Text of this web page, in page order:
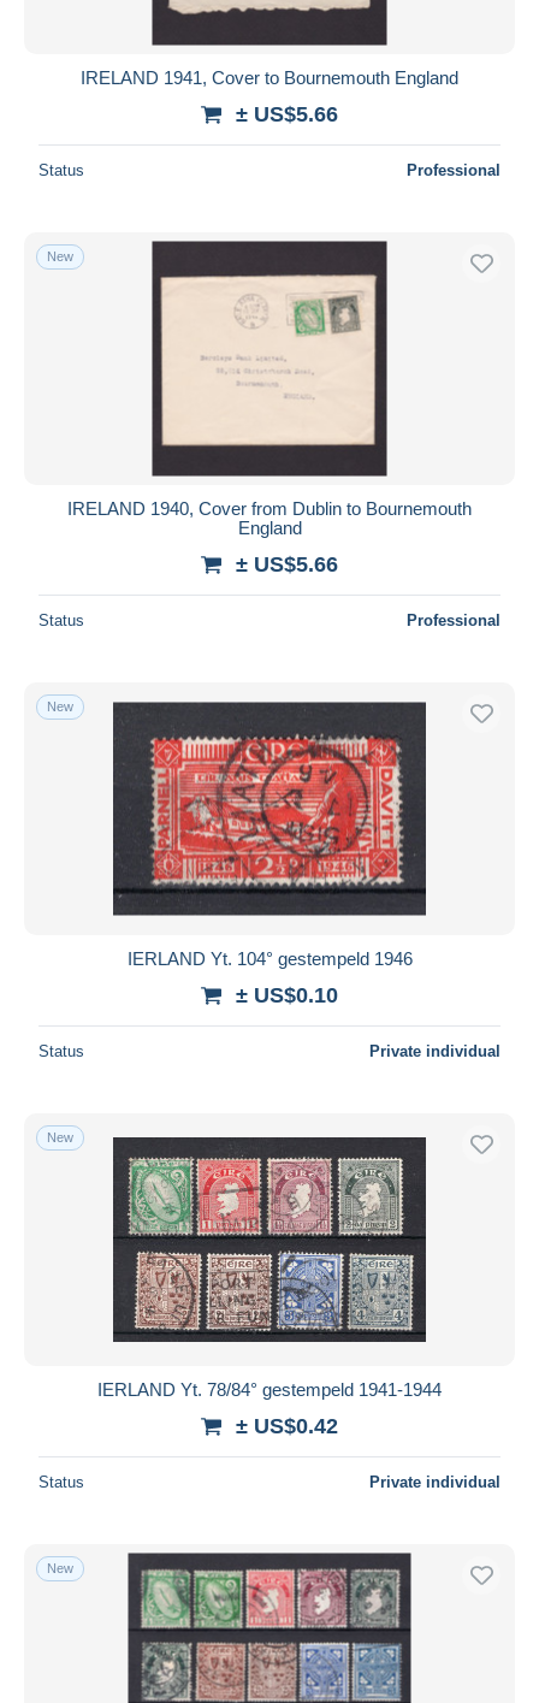
IRELAND 1941, Cover to Bournemouth England
± US$5.66
Status Professional
New
IRELAND 1940, Cover from Dublin to Bournemouth
England
± US$5.66
Status Professional
New
IERLAND Yt. 104° gestempeld 1946
± US$0.10
Status Private individual
New
IERLAND Yt. 78/84° gestempeld 1941-1944
± US$0.42
Status Private individual
New